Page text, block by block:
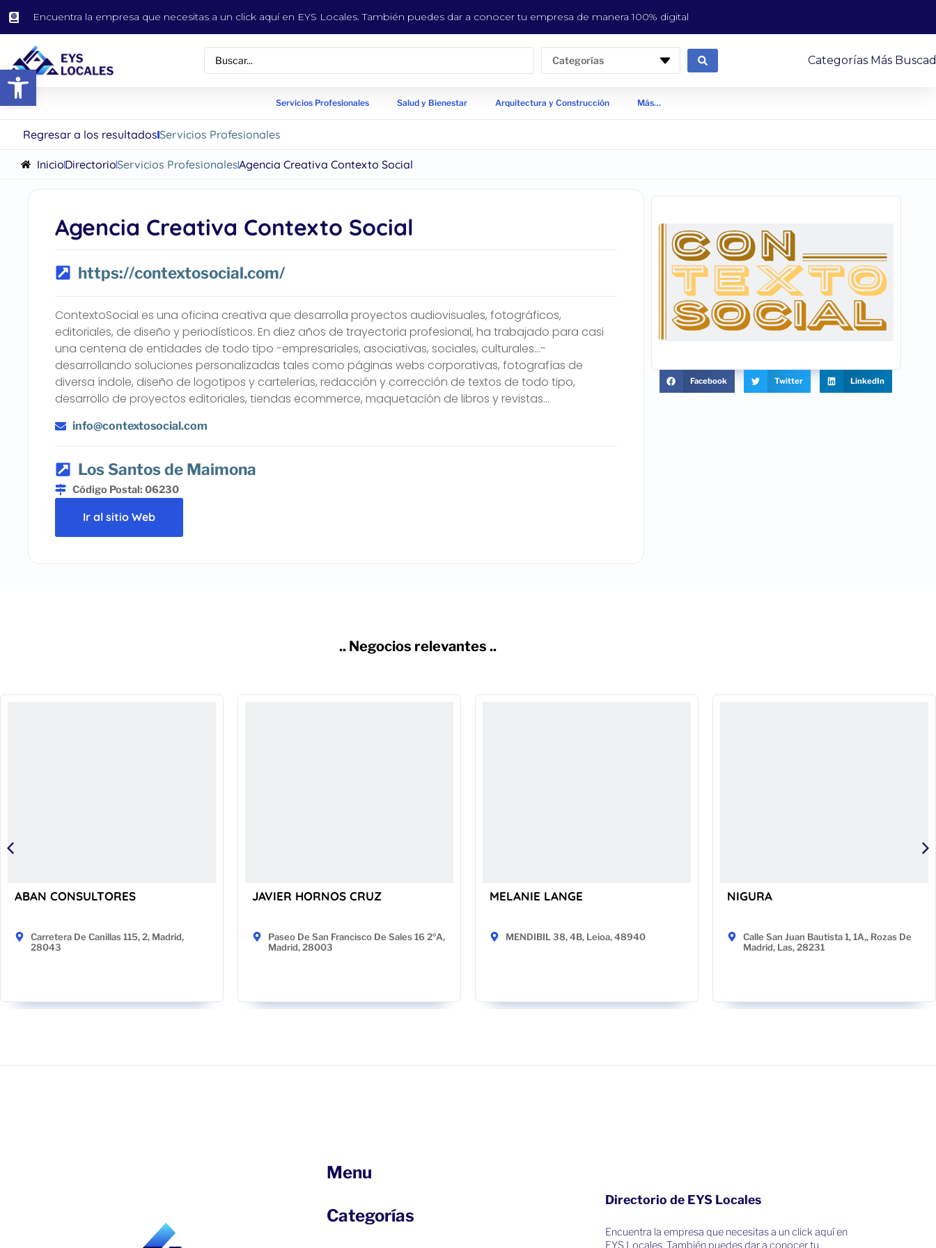
Abrir barra de herramientas
Encuentra la empresa que necesitas a un click aquí en EYS Locales. También puedes dar a conocer tu empresa de manera 100% digital
Categorías Categorías Más
Servicios Profesionales Salud y Bienestar Arquitectura y Construcción Más…
Regresar a los resultadosServicios Profesionales
InicioDirectorioServicios ProfesionalesAgencia Creativa Contexto Social
Agencia Creativa Contexto Social
https://contextosocial.com/
ContextoSocial es una oficina creativa que desarrolla proyectos audiovisuales, fotográficos,
editoriales, de diseño y periodísticos. En diez años de trayectoria profesional, ha trabajado para casi
una centena de entidades de todo tipo -empresariales, asociativas, sociales, culturales…-
desarrollando soluciones personalizadas tales como páginas webs corporativas, fotografías de
diversa índole, diseño de logotipos y cartelerías, redacción y corrección de textos de todo tipo,
desarrollo de proyectos editoriales, tiendas ecommerce, maquetación de libros y revistas…
info@contextosocial.com
Los Santos de Maimona
Código Postal: 06230
Ir al sitio Web
Facebook Twitter LinkedIn
.. Negocios relevantes ..
ABAN CONSULTORES
Carretera De Canillas 115, 2, Madrid,
28043
JAVIER HORNOS CRUZ
Paseo De San Francisco De Sales 16 2ºA,
Madrid, 28003
MELANIE LANGE
MENDIBIL 38, 4B, Leioa, 48940
NIGURA
Calle San Juan Bautista 1, 1A,, Rozas De
Madrid, Las, 28231
Menu
Categorías
Directorio de EYS Locales
Encuentra la empresa que necesitas a un click aquí en
EYS Locales. También puedes dar a conocer tu